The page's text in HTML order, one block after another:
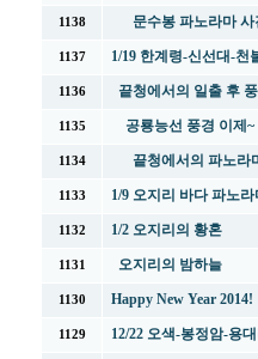
1138 문수봉 파노라마 사
1137 1/19 한계령-신선대-천
1136 끝청에서의 일출 후
1135 공룡능선 풍경 이제~
1134 끝청에서의 파노라
1133 1/9 오지리 바다 파노라
1132 1/2 오지리의 황혼
1131 오지리의 밤하늘
1130 Happy New Year 2014!
1129 12/22 오색-봉정암-용